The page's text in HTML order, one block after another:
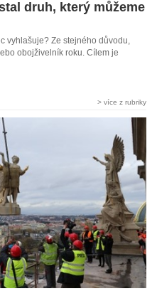
druh, který můžeme
vyhlašuje? Ze stejného důvodu,
obojživelník roku. Cílem je
> více z rubriky